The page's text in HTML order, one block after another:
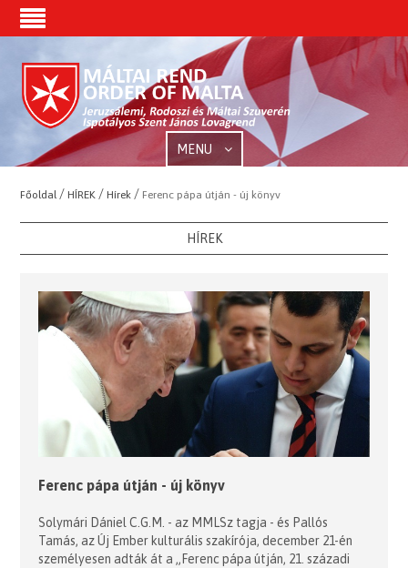
MENU
Főoldal /HÍREK /Hírek / Ferenc pápa útján - új könyv
HÍREK
Ferenc pápa útján - új könyv
Solymári Dániel C.G.M. - az MMLSz tagja - és Pallós
Tamás, az Új Ember kulturális szakírója, december 21-én
személyesen adták át a „Ferenc pápa útján, 21. századi